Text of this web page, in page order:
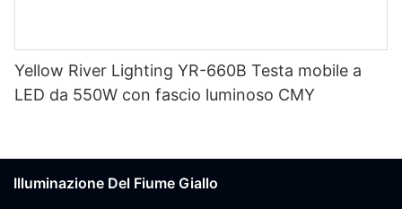
Yellow River Lighting YR-660B Testa mobile a
LED da 550W con fascio luminoso CMY
Illuminazione Del Fiume Giallo